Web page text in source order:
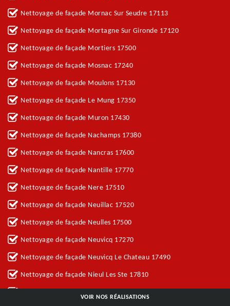
Nettoyage de façade Mornac Sur Seudre 17113
Nettoyage de façade Mortagne Sur Gironde 17120
Nettoyage de façade Mortiers 17500
Nettoyage de façade Mosnac 17240
Nettoyage de façade Moulons 17130
Nettoyage de façade Le Mung 17350
Nettoyage de façade Muron 17430
Nettoyage de façade Nachamps 17380
Nettoyage de façade Nancras 17600
Nettoyage de façade Nantille 17770
Nettoyage de façade Nere 17510
Nettoyage de façade Neuillac 17520
Nettoyage de façade Neulles 17500
Nettoyage de façade Neuvicq 17270
Nettoyage de façade Neuvicq Le Chateau 17490
Nettoyage de façade Nieul Les Ste 17810
Nettoyage de façade Nieul Le Virouil 17150
VOIR NOS RÉALISATIONS